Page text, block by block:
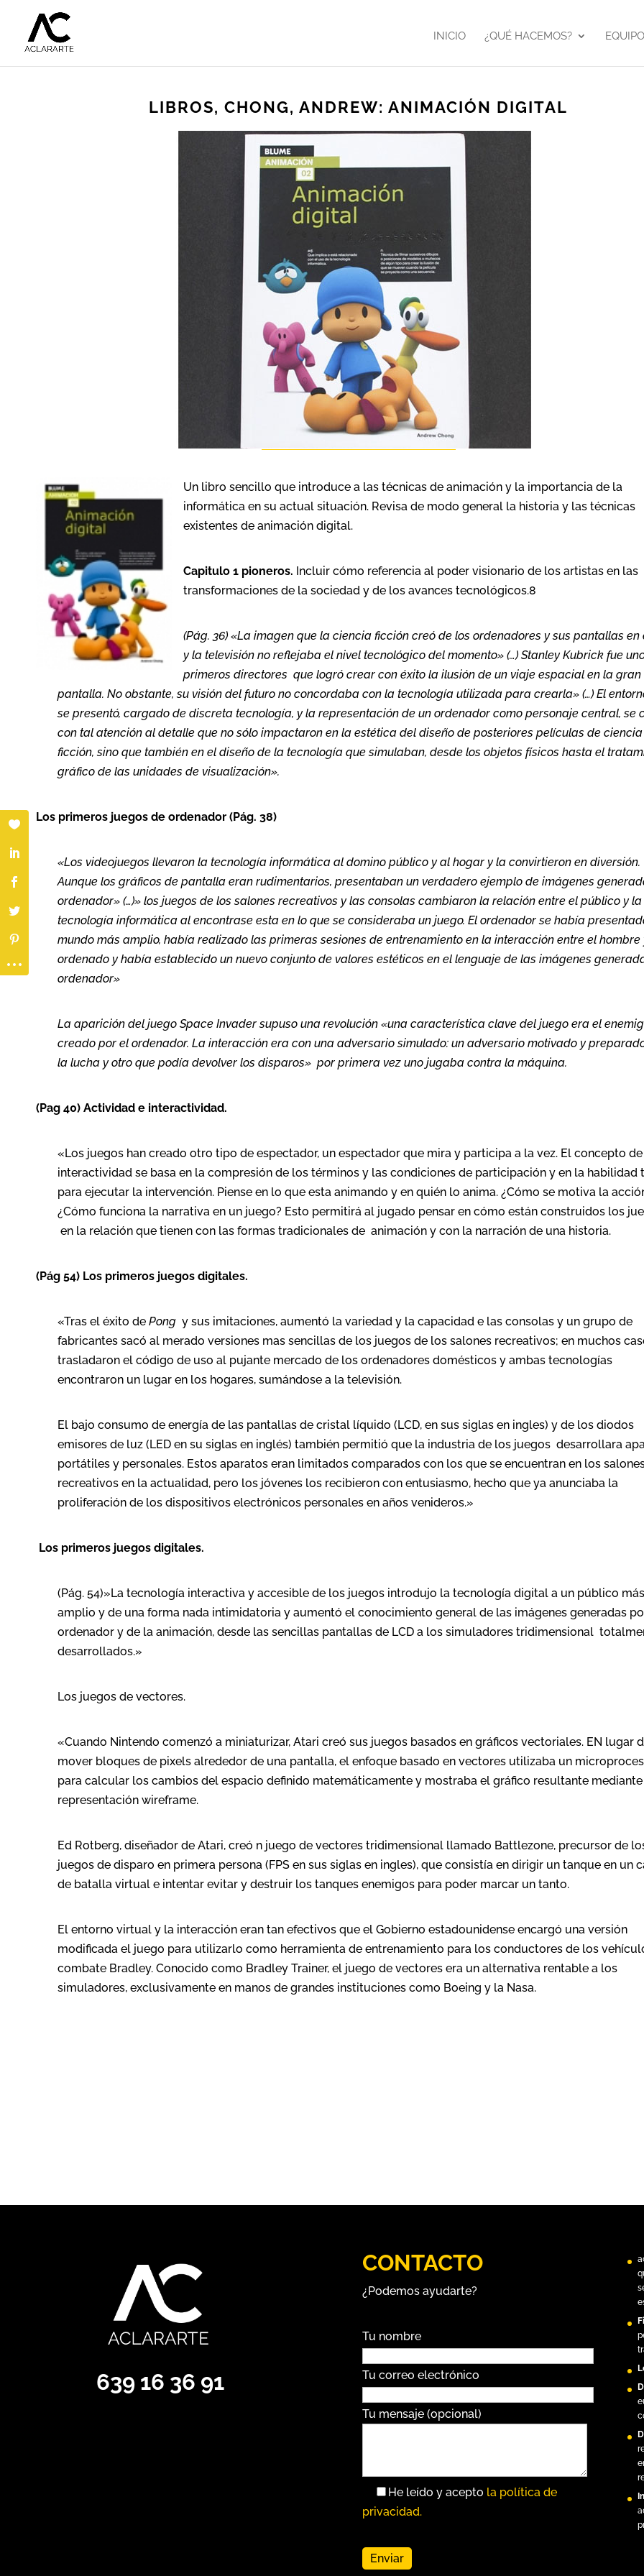
INICIO ¿QUÉ HACEMOS? EQUIPO
LIBROS, CHONG, ANDREW: ANIMACIÓN DIGITAL
Un libro sencillo que introduce a las técnicas de animación y la importancia de la
informática en su actual situación. Revisa de modo general la historia y las técnicas
existentes de animación digital.
Capitulo 1 pioneros. Incluir cómo referencia al poder visionario de los artistas en las
transformaciones de la sociedad y de los avances tecnológicos.8
(Pág. 36) «La imagen que la ciencia ficción creó de los ordenadores y sus pantallas en
y la televisión no reflejaba el nivel tecnológico del momento» (…) Stanley Kubrick fue
primeros directores que logró crear con éxito la ilusión de un viaje espacial en la gran
pantalla. No obstante, su visión del futuro no concordaba con la tecnología utilizada para crearla» (…) El
se presentó, cargado de discreta tecnología, y la representación de un ordenador como personaje central, se
con tal atención al detalle que no sólo impactaron en la estética del diseño de posteriores películas de ciencia
ficción, sino que también en el diseño de la tecnología que simulaban, desde los objetos físicos hasta el
gráfico de las unidades de visualización».
Los primeros juegos de ordenador (Pág. 38)
«Los videojuegos llevaron la tecnología informática al domino público y al hogar y la convirtieron en diversión.
Aunque los gráficos de pantalla eran rudimentarios, presentaban un verdadero ejemplo de imágenes
ordenador» (…)» los juegos de los salones recreativos y las consolas cambiaron la relación entre el público y la
tecnología informática al encontrase esta en lo que se consideraba un juego. El ordenador se había
mundo más amplio, había realizado las primeras sesiones de entrenamiento en la interacción entre el hombre
ordenado y había establecido un nuevo conjunto de valores estéticos en el lenguaje de las imágenes
ordenador»
La aparición del juego Space Invader supuso una revolución «una característica clave del juego era el
creado por el ordenador. La interacción era con una adversario simulado: un adversario motivado y
la lucha y otro que podía devolver los disparos» por primera vez uno jugaba contra la máquina.
(Pag 40) Actividad e interactividad.
«Los juegos han creado otro tipo de espectador, un espectador que mira y participa a la vez. El concepto de
interactividad se basa en la compresión de los términos y las condiciones de participación y en la habilidad
para ejecutar la intervención. Piense en lo que esta animando y en quién lo anima. ¿Cómo se motiva la
¿Cómo funciona la narrativa en un juego? Esto permitirá al jugado pensar en cómo están construidos los
en la relación que tienen con las formas tradicionales de animación y con la narración de una historia.
(Pág 54) Los primeros juegos digitales.
«Tras el éxito de Pong y sus imitaciones, aumentó la variedad y la capacidad e las consolas y un grupo de
fabricantes sacó al merado versiones mas sencillas de los juegos de los salones recreativos; en muchos
trasladaron el código de uso al pujante mercado de los ordenadores domésticos y ambas tecnologías
encontraron un lugar en los hogares, sumándose a la televisión.
El bajo consumo de energía de las pantallas de cristal líquido (LCD, en sus siglas en ingles) y de los diodos
emisores de luz (LED en su siglas en inglés) también permitió que la industria de los juegos desarrollara
portátiles y personales. Estos aparatos eran limitados comparados con los que se encuentran en los
recreativos en la actualidad, pero los jóvenes los recibieron con entusiasmo, hecho que ya anunciaba la
proliferación de los dispositivos electrónicos personales en años venideros.»
Los primeros juegos digitales.
(Pág. 54)»La tecnología interactiva y accesible de los juegos introdujo la tecnología digital a un público más
amplio y de una forma nada intimidatoria y aumentó el conocimiento general de las imágenes generadas
ordenador y de la animación, desde las sencillas pantallas de LCD a los simuladores tridimensional
desarrollados.»
Los juegos de vectores.
«Cuando Nintendo comenzó a miniaturizar, Atari creó sus juegos basados en gráficos vectoriales. EN lugar
mover bloques de pixels alrededor de una pantalla, el enfoque basado en vectores utilizaba un
para calcular los cambios del espacio definido matemáticamente y mostraba el gráfico resultante
representación wireframe.
Ed Rotberg, diseñador de Atari, creó n juego de vectores tridimensional llamado Battlezone, precursor de
juegos de disparo en primera persona (FPS en sus siglas en ingles), que consistía en dirigir un tanque en un
de batalla virtual e intentar evitar y destruir los tanques enemigos para poder marcar un tanto.
El entorno virtual y la interacción eran tan efectivos que el Gobierno estadounidense encargó una versión
modificada el juego para utilizarlo como herramienta de entrenamiento para los conductores de los
combate Bradley. Conocido como Bradley Trainer, el juego de vectores era un alternativa rentable a los
simuladores, exclusivamente en manos de grandes instituciones como Boeing y la Nasa.
639 16 36 91
CONTACTO
¿Podemos ayudarte?
Tu nombre
Tu correo electrónico
Tu mensaje (opcional)
He leído y acepto la política de
privacidad.